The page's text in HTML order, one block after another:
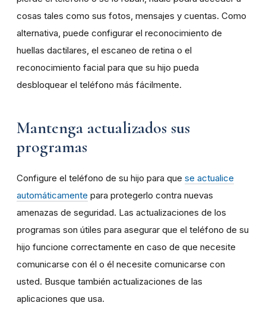
cosas tales como sus fotos, mensajes y cuentas. Como
alternativa, puede configurar el reconocimiento de
huellas dactilares, el escaneo de retina o el
reconocimiento facial para que su hijo pueda
desbloquear el teléfono más fácilmente.
Mantenga actualizados sus
programas
Configure el teléfono de su hijo para que se actualice
automáticamente para protegerlo contra nuevas
amenazas de seguridad. Las actualizaciones de los
programas son útiles para asegurar que el teléfono de su
hijo funcione correctamente en caso de que necesite
comunicarse con él o él necesite comunicarse con
usted. Busque también actualizaciones de las
aplicaciones que usa.